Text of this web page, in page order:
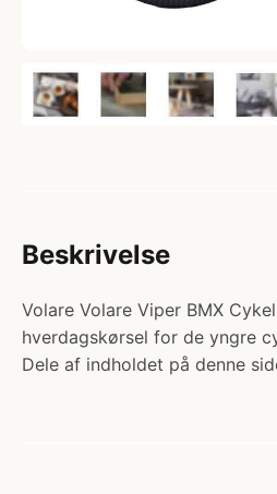
Beskrivelse
Volare Volare Viper BMX
hverdagskørsel for de yngre
Dele af indholdet på denne